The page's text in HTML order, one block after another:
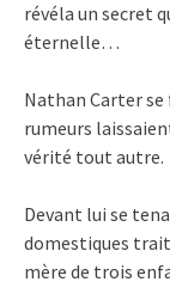
révéla un secret
éternelle…
Nathan Carter se
rumeurs
vérité tout autre.
Devant lui se
domestiques
mère de trois